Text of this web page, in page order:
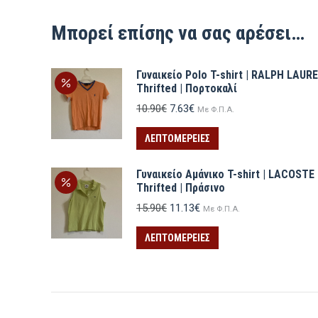
Μπορεί επίσης να σας αρέσει…
Γυναικείο Polo T-shirt | RALPH
Thrifted | Πορτοκαλί
10.90€ Original
was:
10.90€.
7.63€Η
τιμή
είναι:
Με Φ.Π.Α.
ΛΕΠΤΟΜΈΡΕΙΕΣ
Γυναικείο Αμάνικο T-shirt | LACOSTE
Thrifted | Πράσινο
15.90€ Original
was:
15.90€.
11.13€Η
τιμή
είναι:
Με Φ.Π.Α.
ΛΕΠΤΟΜΈΡΕΙΕΣ